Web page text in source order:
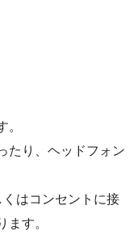
。
たり、ヘッドフォン
はコンセントに接
ます。